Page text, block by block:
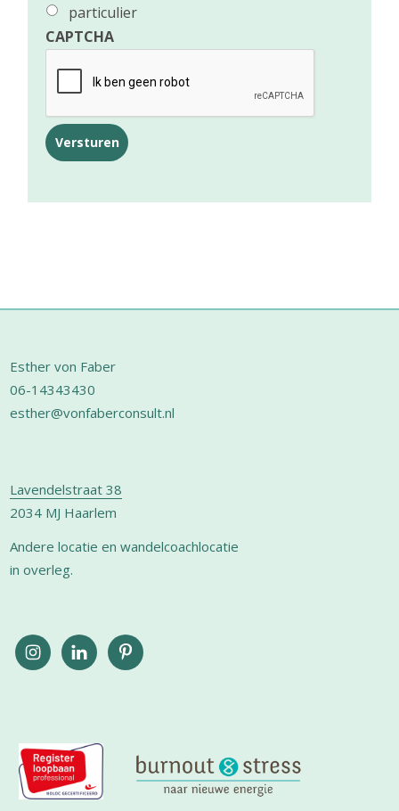
particulier
CAPTCHA
Footer
Esther von Faber
06-14343430
esther@vonfaberconsult.nl
Lavendelstraat 38
2034 MJ Haarlem
Andere locatie en wandelcoachlocatie
in overleg.